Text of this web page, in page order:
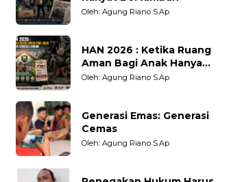
Oleh: Agung Riano S.Ap
HAN 2026 : Ketika Ruang
Aman Bagi Anak Hanya
Sebatas Angan
Oleh: Agung Riano S.Ap
Generasi Emas: Generasi
Cemas
Oleh: Agung Riano S.Ap